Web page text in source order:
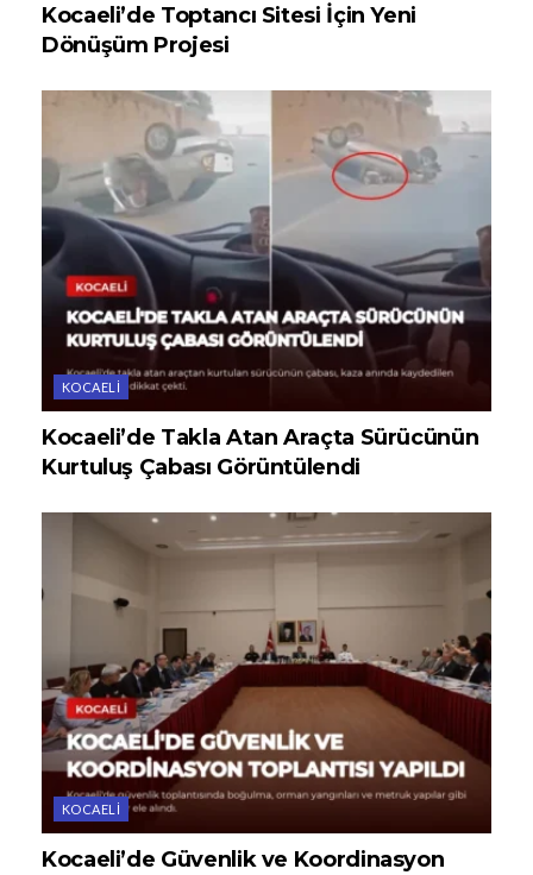
Kocaeli’de Toptancı Sitesi İçin Yeni
Dönüşüm Projesi
KOCAELI
Kocaeli’de Takla Atan Araçta Sürücünün
Kurtuluş Çabası Görüntülendi
KOCAELI
Kocaeli’de Güvenlik ve Koordinasyon